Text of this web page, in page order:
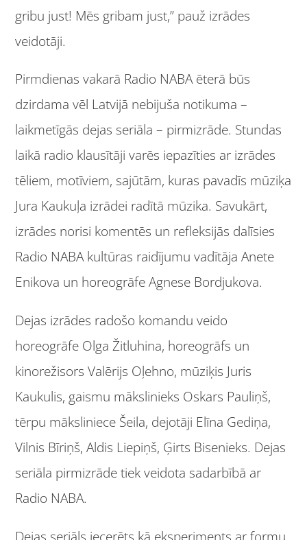
gribu just! Mēs gribam just,” pauž izrādes
veidotāji.
Pirmdienas vakarā Radio NABA ēterā būs
dzirdama vēl Latvijā nebijuša notikuma –
laikmetīgās dejas seriāla – pirmizrāde. Stundas
laikā radio klausītāji varēs iepazīties ar izrādes
tēliem, motīviem, sajūtām, kuras pavadīs mūziķa
Jura Kaukuļa izrādei radītā mūzika. Savukārt,
izrādes norisi komentēs un refleksijās dalīsies
Radio NABA kultūras raidījumu vadītāja Anete
Enikova un horeogrāfe Agnese Bordjukova.
Dejas izrādes radošo komandu veido
horeogrāfe Olga Žitluhina, horeogrāfs un
kinorežisors Valērijs Oļehno, mūziķis Juris
Kaukulis, gaismu mākslinieks Oskars Pauliņš,
tērpu māksliniece Šeila, dejotāji Elīna Gediņa,
Vilnis Bīriņš, Aldis Liepiņš, Ģirts Bisenieks. Dejas
seriāla pirmizrāde tiek veidota sadarbībā ar
Radio NABA.